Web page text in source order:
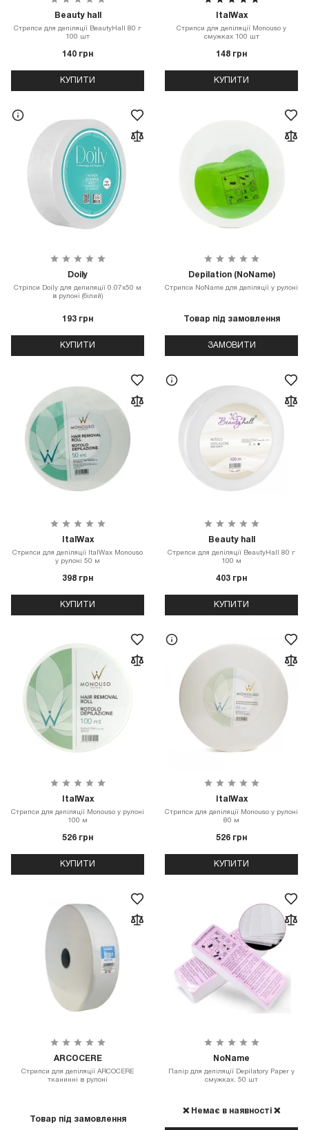
Beauty hall
Стрипси для депіляції BeautyHall 80 г
100 шт
140 грн
КУПИТИ
ItalWax
Стрипси для депіляції Monouso у
смужках 100 шт
148 грн
КУПИТИ
Doily
Стріпси Doily для депиляції 0.07х50 м
в рулоні (білий)
193 грн
КУПИТИ
Depilation (NoName)
Стрипси NoName для депіляції у рулоні
Товар під замовлення
ЗАМОВИТИ
ItalWax
Стрипси для депіляції ItalWax Monouso
у рулоні 50 м
398 грн
КУПИТИ
Beauty hall
Стрипси для депіляції BeautyHall 80 г
100 м
403 грн
КУПИТИ
ItalWax
Стрипси для депіляції Monouso у рулоні
100 м
526 грн
КУПИТИ
ItalWax
Стрипси для депіляції Monouso у рулоні
80 м
526 грн
КУПИТИ
ARCOCERE
Стрипси для депіляції ARCOCERE
тканинні в рулоні
Товар під замовлення
NoName
Папір для депіляції Depilatory Paper у
смужках, 50 шт
❌ Немає в наявності ❌